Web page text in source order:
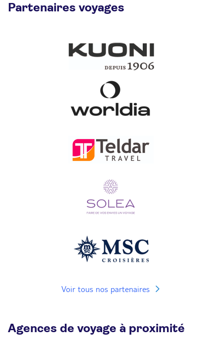
Partenaires voyages
Voir tous nos partenaires
Agences de voyage à proximité